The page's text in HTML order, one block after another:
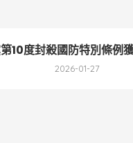
10度封殺國防特別條例
2026-01-27